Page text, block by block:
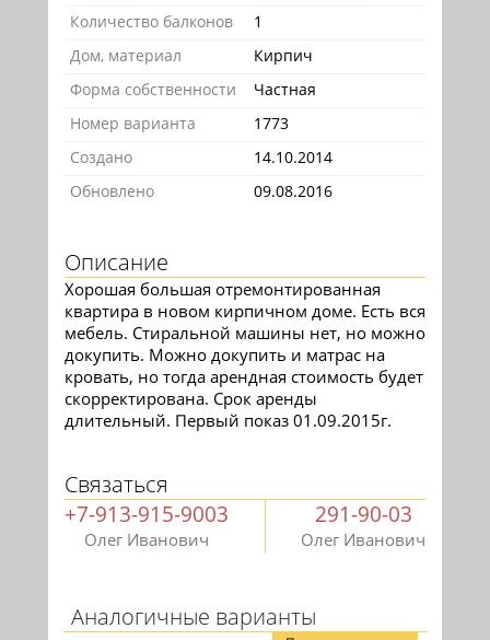
Количество балконов
1
Дом, материал
Кирпич
Форма собственности
Частная
Номер варианта
1773
Создано
14.10.2014
Обновлено
09.08.2016
Описание
Хорошая большая отремонтированная
квартира в новом кирпичном доме. Есть вся
мебель. Стиральной машины нет, но можно
докупить. Можно докупить и матрас на
кровать, но тогда арендная стоимость будет
скорректирована. Срок аренды
длительный. Первый показ 01.09.2015г.
Связаться
+7-913-915-9003
Олег Иванович
291-90-03
Олег Иванович
Аналогичные варианты